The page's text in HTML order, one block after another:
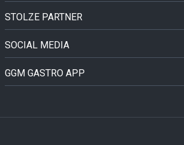
STOLZE PARTNER
SOCIAL MEDIA
GGM GASTRO APP